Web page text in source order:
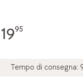
95
Tempo di consegna: